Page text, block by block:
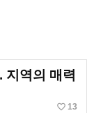
지역의 매력
favorite_border 13